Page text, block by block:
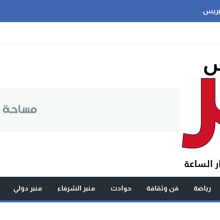
رياضة فن وثقافة حوادث منبر الشرفاء منبر دولي